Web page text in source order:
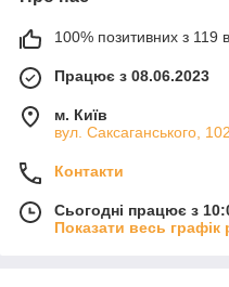
100% позитивних з 119
Працює з 08.06.2023
м. Київ
вул. Саксаганського,
Контакти
Сьогодні працює з
Показати весь графік